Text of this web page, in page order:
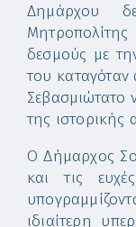
Δημάρχου
δεσμούς με
του
Σεβασμιώτατο
της ιστορικής
Ο Δήμαρχος
και τις
ιδιαίτερη